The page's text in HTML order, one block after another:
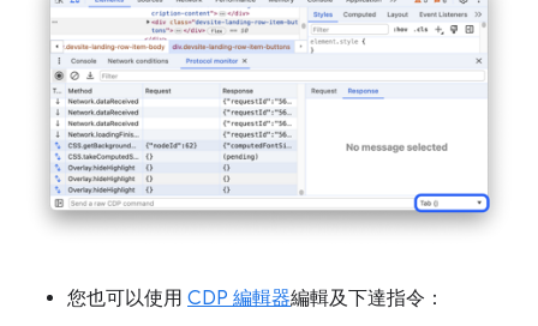
您也可以使用 CDP 編輯器編輯及下達指令：